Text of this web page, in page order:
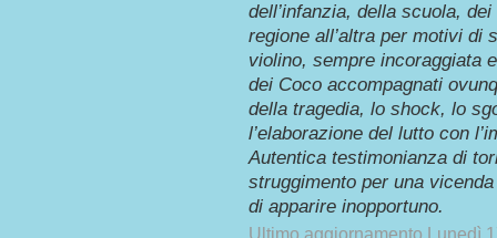
dell’infanzia, della scuola,
regione all’altra per motivi di
violino, sempre incoraggiata
dei Coco accompagnati
della tragedia, lo shock, lo
l’elaborazione del lutto con
Autentica testimonianza di
struggimento per una
di apparire inopportuno.
Ultimo aggiornamento Lunedì